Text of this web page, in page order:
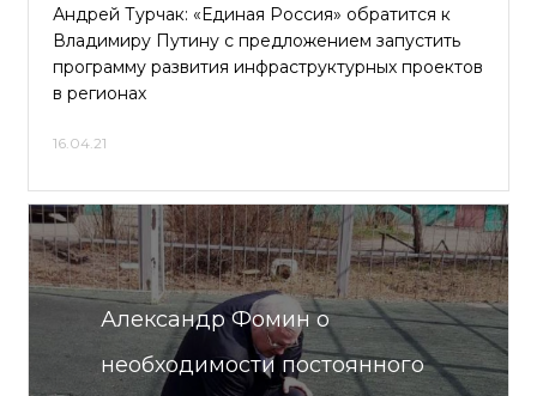
Андрей Турчак: «Единая Россия» обратится к
Владимиру Путину с предложением запустить
программу развития инфраструктурных проектов
в регионах
16.04.21
Александр Фомин о
необходимости постоянного